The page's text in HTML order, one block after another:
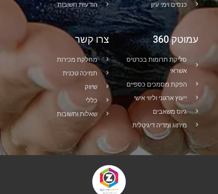
כנסים וימי עיון
הודעות חשובות
עמוטק 360
סליקת תרומות בכרטיס
אשראי
הפקת מסמכים כספיים
ייעוץ ארגוני וליווי אישי
גיוס משאבים
מיתוג ומדיה דיגיטלית
צרו קשר
מחלקת מכירות
תמיכה טכנית
שיווק
כללי
שאלות ותשובות